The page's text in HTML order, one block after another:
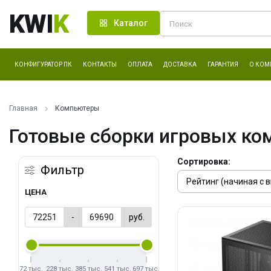
KWIK Каталог
КОНФИГУРАТОР ПК КОНТАКТЫ ОПЛАТА ДОСТАВКА ГАРАНТИЯ О
Главная Компьютеры
Готовые сборки игровых
Фильтр
ЦЕНА
- руб.
72 тыс. 228 тыс. 385 тыс. 541 тыс. 697 тыс.
Сортировка: